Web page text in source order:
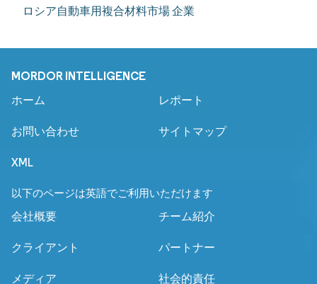
ロシア自動車用複合材料市場 企業
MORDOR INTELLIGENCE
ホーム レポート
お問い合わせ サイトマップ
XML
以下のページは英語でご利用いただけます
会社概要
チーム紹介
クライアント パートナー
メディア 社会的責任